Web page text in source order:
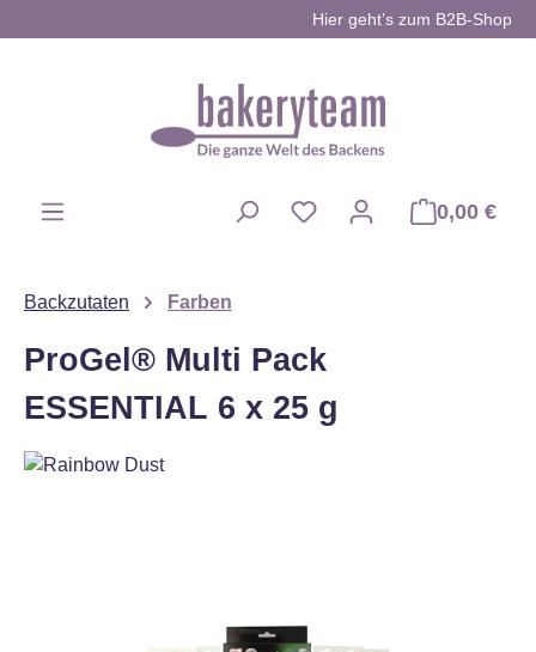
Hier geht’s zum B2B-Shop
0,00 €
Backzutaten Farben
ProGel® Multi Pack
ESSENTIAL 6 x 25 g